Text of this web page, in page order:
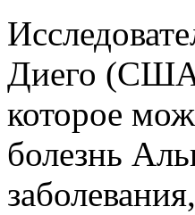
Диего (США)
которое
болезнь